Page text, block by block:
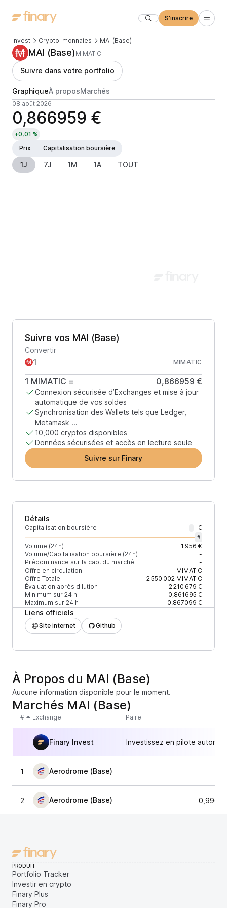
S'inscrire
Invest Crypto-monnaies MAI (Base)
MAI (Base) MIMATIC
Suivre dans votre portfolio
GraphiqueÀ proposMarchés
08 août 2026
0,866959 €
+0,01 %
Prix
Capitalisation boursière
1J 7J 1M 1A TOUT
Suivre vos MAI (Base)
Convertir
MIMATIC
1 MIMATIC = 0,866959 €
Connexion sécurisée d’Exchanges et mise à jour
automatique de vos soldes
Synchronisation des Wallets tels que Ledger,
Metamask ...
10,000 cryptos disponibles
Données sécurisées et accès en lecture seule
Suivre sur Finary
Détails
Capitalisation boursière - - €
#
Volume (24h)
1 956 €
Volume/Capitalisation boursière (24h)
-
Prédominance sur la cap. du marché
-
Offre en circulation
- MIMATIC
Offre Totale
2 550 002MIMATIC
Évaluation après dilution
2 210 679 €
Minimum sur 24 h
0,861695 €
Maximum sur 24 h
0,867099 €
Liens officiels
Site internet Github
À Propos du MAI (Base)
Aucune information disponible pour le moment.
Marchés MAI (Base)
# Exchange Paire
Finary Invest Investissez en pilote
1 Aerodrome (Base)
2 Aerodrome (Base)
PRODUIT
Portfolio Tracker
Investir en crypto
Finary Plus
Finary Pro